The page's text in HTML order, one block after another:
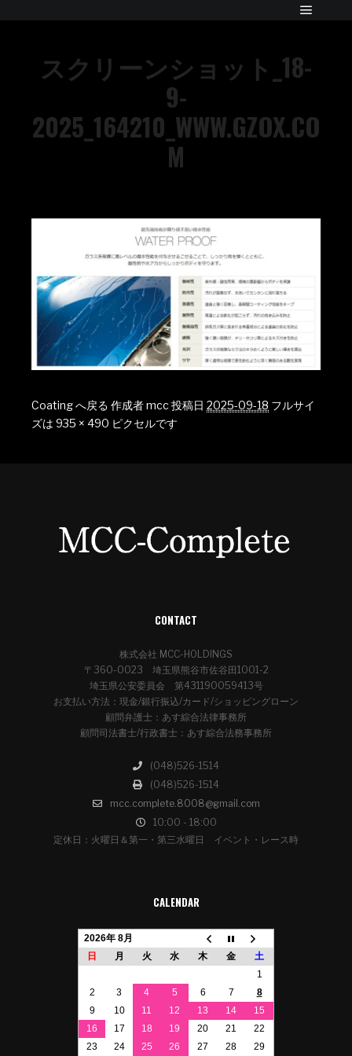
スクリーンショット_18-
9-
2025_164210_WWW.GZOX.CO
M
Coating へ戻る 作成者mcc投稿日 2025-09-18 フルサイ
ズは 935 × 490 ピクセルです
CONTACT
株式会社 MCC-HOLDINGS
〒360-0023 埼玉県熊谷市佐谷田1001-2
埼玉県公安委員会 第431190059413号
お支払い方法：現金/銀行振込/カード/ショッピングローン
顧問弁護士：あす綜合法律事務所
顧問司法書士/行政書士：あす綜合法務事務所
(048)526-1514
(048)526-1514
mcc.complete.8008@gmail.com
10:00 - 18:00
定休日：火曜日＆第一・第三水曜日 イベント・レース時
CALENDAR
2026年 8月
日
月 火 水 木 金
土
1
2
3 4 5 6 7
8
9
10 11 12 13 14
15
16
17 18 19 20 21
22
23
24 25 26 27 28 29